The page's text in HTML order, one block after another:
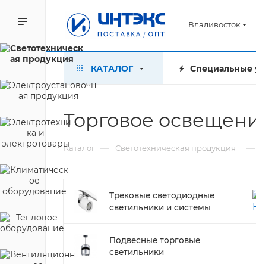
Владивосток
КАТАЛОГ Специальные
Торговое
Каталог — Светотехническая продукция —
Трековые светодиодные
светильники и системы
Подвесные торговые
светильники